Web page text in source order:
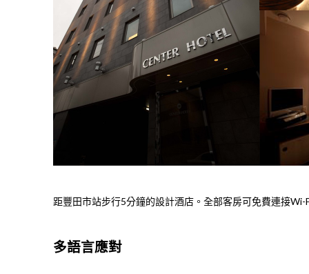
距豐田市站步行5分鐘的設計酒店。全部客房可免費連接Wi-
多語言應對